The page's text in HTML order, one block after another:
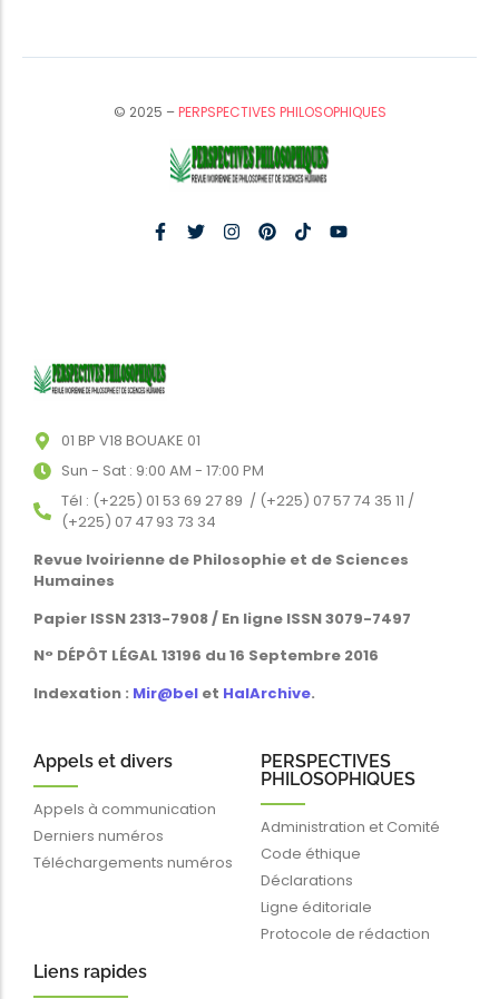
© 2025 –PERPSPECTIVES PHILOSOPHIQUES
01 BP V18 BOUAKE 01
Sun - Sat : 9:00 AM - 17:00 PM
Tél : (+225) 01 53 69 27 89 / (+225) 07 57 74 35 11 /
(+225) 07 47 93 73 34
Revue Ivoirienne de Philosophie et de Sciences
Humaines
Papier ISSN 2313-7908 / En ligne ISSN 3079-7497
N° DÉPÔT LÉGAL 13196 du 16 Septembre 2016
Indexation : Mir@bel et HalArchive.
Appels et divers
Appels à communication
Derniers numéros
Téléchargements numéros
PERSPECTIVES
PHILOSOPHIQUES
Administration et Comité
Code éthique
Déclarations
Ligne éditoriale
Protocole de rédaction
Liens rapides